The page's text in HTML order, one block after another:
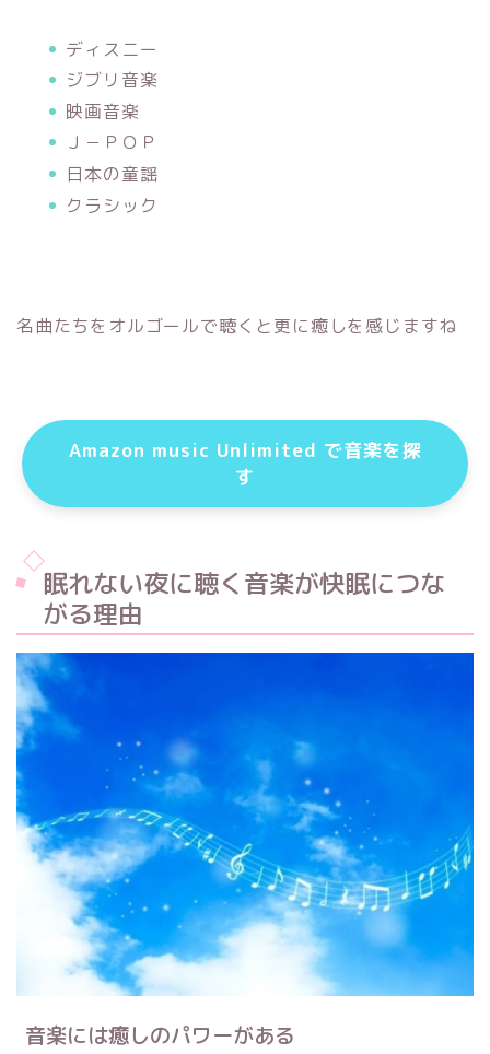
ディスニー
ジブリ音楽
映画音楽
Ｊ－ＰＯＰ
日本の童謡
クラシック
名曲たちをオルゴールで聴くと更に癒しを感じますね
Amazon music Unlimited で音楽を探
す
眠れない夜に聴く音楽が快眠につな
がる理由
音楽には癒しのパワーがある